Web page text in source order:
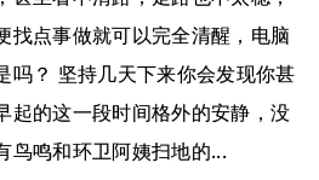
找点事做就可以完全清醒，电脑
吗？ 坚持几天下来你会发现你甚
起的这一段时间格外的安静，没
鸟鸣和环卫阿姨扫地的...